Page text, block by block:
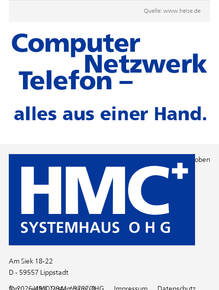
Quelle: www.heise.de
Nach oben
Am Siek 18-22
D - 59557 Lippstadt